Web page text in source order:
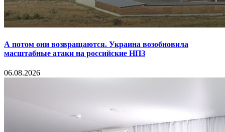
А потом они возвращаются. Украина возобновила
масштабные атаки на российские НПЗ
06.08.2026